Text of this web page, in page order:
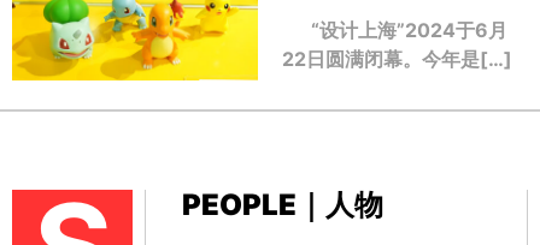
“设计上海”2024于6月
22日圆满闭幕。今年是[…]
PEOPLE｜人物